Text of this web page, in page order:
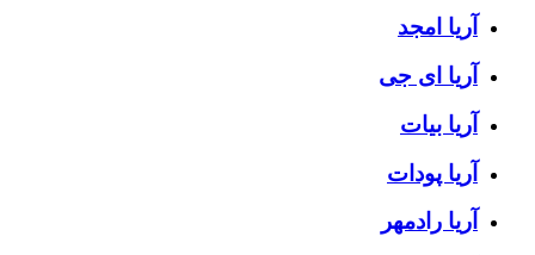
آریا امجد
آریا ای جی
آریا بیات
آریا پودات
آریا رادمهر